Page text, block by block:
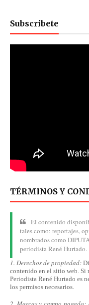
Subscribete
TÉRMINOS Y
El contenido
tales como: reportajes,
nombrados como
periodista René Hurtado.
1. Derechos de propiedad:
contenido en el sitio web. Si
Periodista René Hurtado es
los permisos necesarios.